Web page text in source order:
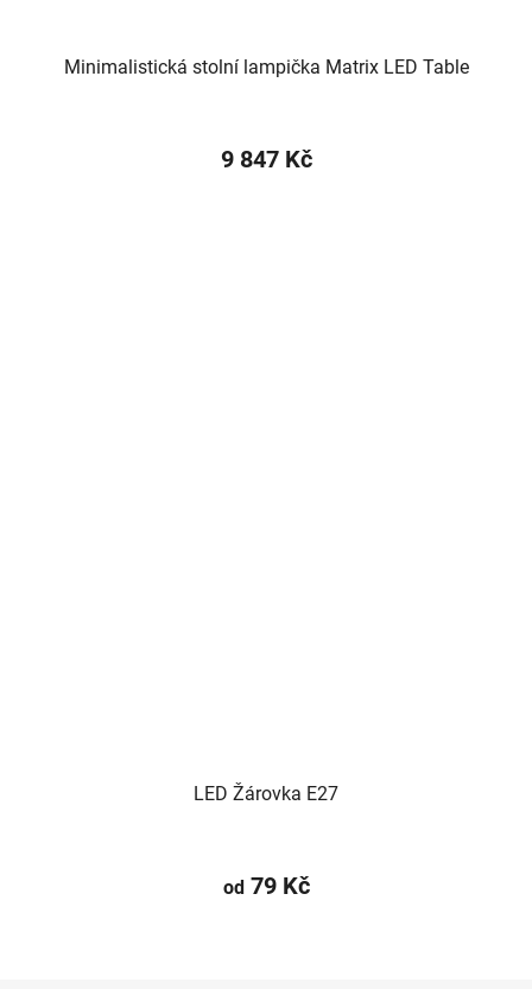
Minimalistická stolní lampička Matrix LED Table
9 847 Kč
LED Žárovka E27
od79 Kč